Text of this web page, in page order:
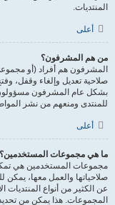
المنتديات.
أعلى
من هم المشرفون؟
المشرفون هم أفراد (أو
صلاحية تعديل وإلغاء وقفل،
بشكل عام المشرفون مسؤولون
للمنتدى ومنعهم من نشر
أعلى
ما هي مجموعات المستخدمين؟
مجموعات المستخدمين هي
صلاحياتها والعمل معها،
عن الكثير من أنواع
المجموعات. هذا يمكن من